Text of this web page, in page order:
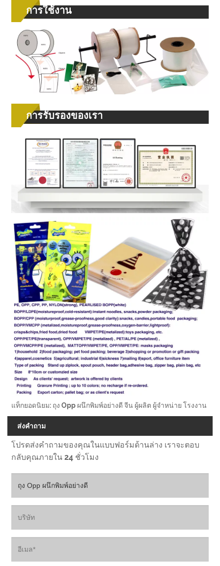
การใช้งาน
การรับรองของเรา
แท็กยอดนิยม: ถุง Opp ผนึกพิมพ์อย่างดี จีน ผู้ผลิต ผู้จำหน่าย โรงงาน
ส่งคำถาม
โปรดส่งคำถามของคุณในแบบฟอร์มด้านล่าง เราจะตอบ
กลับคุณภายใน 24 ชั่วโมง